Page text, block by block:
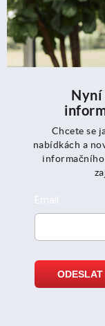
Nyní
Chcete se
nabídkách a
informačního